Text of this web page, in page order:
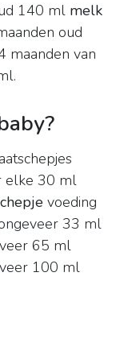
140 ml melk
oud
maanden van
elke 30 ml
voeding
33 ml
65 ml
100 ml